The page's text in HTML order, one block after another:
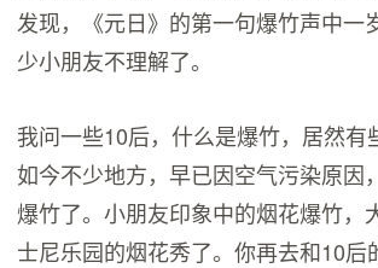
发现，《元日》的第一句爆竹声中一
少小朋友不理解了。
我问一些10后，什么是爆竹，居然有
如今不少地方，早已因空气污染原因
爆竹了。小朋友印象中的烟花爆竹，
士尼乐园的烟花秀了。你再去和10后